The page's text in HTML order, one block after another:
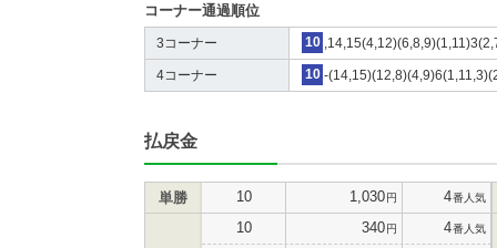
コーナー通過順位
3コーナー 10
4コーナー 10 -
払戻金
単勝 10 1,030円 4番人気
10 340円 4番人気